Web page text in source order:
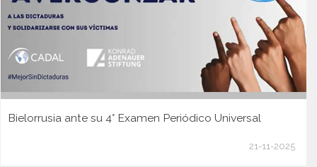
Bielorrusia ante su 4° Examen Periódico Universal
21-11-2025